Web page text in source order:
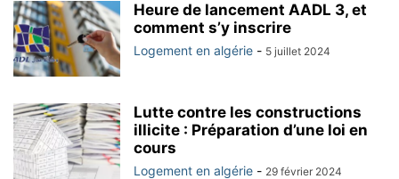
Heure de lancement AADL 3, et
comment s’y inscrire
Logement en algérie - 5 juillet 2024
Lutte contre les constructions
illicite : Préparation d’une loi en
cours
Logement en algérie - 29 février 2024